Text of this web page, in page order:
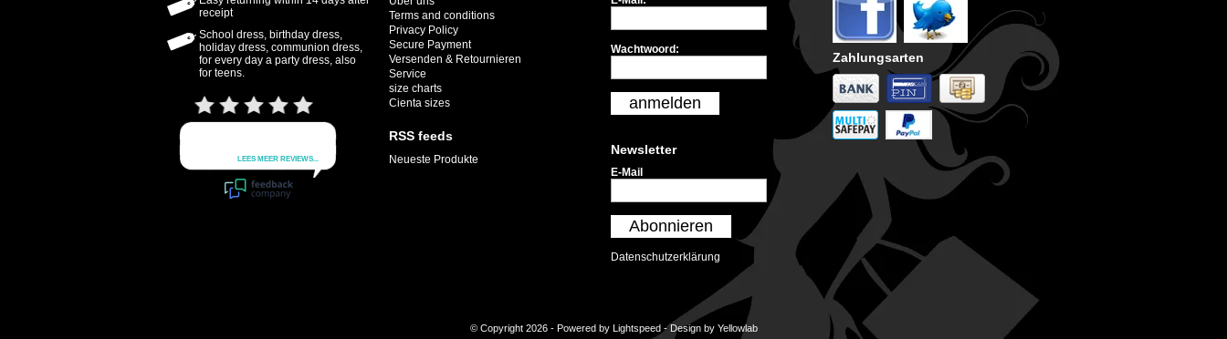
receipt
School dress, birthday dress,
holiday dress, communion dress,
for every day a party dress, also
for teens.
Terms and conditions
Privacy Policy
Secure Payment
Versenden & Retournieren
Service
size charts
Cienta sizes
RSS feeds
Neueste Produkte
Wachtwoord:
anmelden
Newsletter
E-Mail
Abonnieren
Datenschutzerklärung
Zahlungsarten
© Copyright 2026 - Powered by Lightspeed- Design by Yellowlab